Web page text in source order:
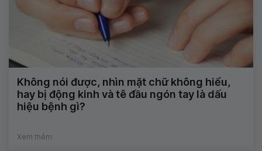
Không nói được, nhìn mặt chữ không hiểu,
hay bị động kinh và tê đầu ngón tay là dấu
hiệu bệnh gì?
Xem thêm